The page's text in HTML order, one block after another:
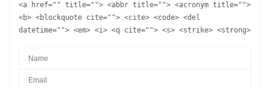
<a href="" title=""> <abbr title=""> <acronym title="">
<b> <blockquote cite=""> <cite> <code> <del
datetime=""> <em> <i> <q cite=""> <s> <strike> <strong>